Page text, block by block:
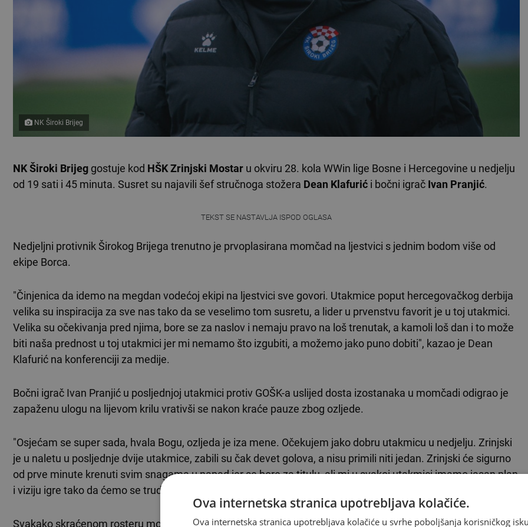
NK Široki Brijeg
NK Široki Brijeg gostuje kod HŠK Zrinjski Mostar u okviru 28. kola WWin lige Bosne i Hercegovine u nedjelju
od 19 sati i 45 minuta. Susret su najavili šef stručnoga stožera Dean Klafurić i bočni igrač Ivan Pranjić.
TEKST SE NASTAVLJA ISPOD OGLASA
Nedjeljni protivnik Širokog Brijega trenutno je prvoplasirana momčad na ljestvici s jednim bodom više od
ekipe Borca.
"Činjenica da idemo na megdan vodećoj ekipi na ljestvici sve govori. Utakmice poput hercegovačkog derbija
velika su inspiracija za sve nas tako da se veselimo tom susretu, a lider u prvenstvu favorit je u toj utakmici.
Velika su očekivanja pred njima, bore se za naslov i nemaju pravo na loš trenutak, a kamoli loš dan i to može
biti naša prednost u toj utakmici jer mi nemamo što izgubiti, a možemo jako puno dobiti", kazao je Dean
Klafurić na konferenciji za medije.
Bočni igrač Ivan Pranjić u posljednjoj utakmici protiv GOŠK-a uslijed dosta izostanaka u momčadi odigrao je
zapaženu ulogu na lijevom krilu vrativši se nakon kraće pauze zbog ozljede.
"Osjećam se super sada, hvala Bogu, ozljeda je iza mene. Očekujem jako dobru utakmicu u nedjelju. Zrinjski
je u naletu u posljednje dvije utakmice, zabili su čak devet golova, a nisu primili niti jedan. Zrinjski će sigurno
od prve minute krenuti svim snagama u napad jer se bore za titulu, ali mi u svakoj utakmici imamo jasan plan
i viziju igre tako da ćemo se truditi to prezentirati i u Mostaru i nadati se najboljem", izjavio je Pranjić.
Svakako skraćenom rosteru momčadi s Pecare, nedostajat će u ovom susretu i Franjo Posavac te Matej
Ova internetska stranica upotrebljava kolačiće.
Ova internetska stranica upotrebljava kolačiće u svrhe poboljšanja korisničkog